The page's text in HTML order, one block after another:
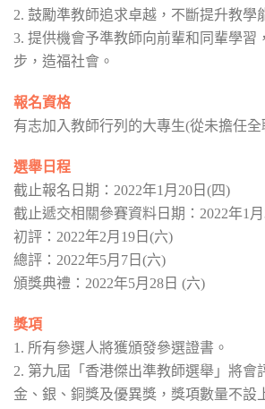
2. 鼓勵準教師追求卓越，不斷提升教學
3. 提供機會予準教師向前輩和同輩學習
步，造福社會。
報名資格
有志加入教師行列的大專生(從未擔任全
選舉日程
截止報名日期：2022年1月20日(四)
截止遞交相關參賽資料日期：2022年1
初評：2022年2月19日(六)
總評：2022年5月7日(六)
頒獎典禮：2022年5月28日 (六)
獎項
1. 所有參選人將獲頒發參選證書。
2. 第九屆「香港傑出準教師選舉」將會
金、銀、銅獎及優異獎，獎項數量不設